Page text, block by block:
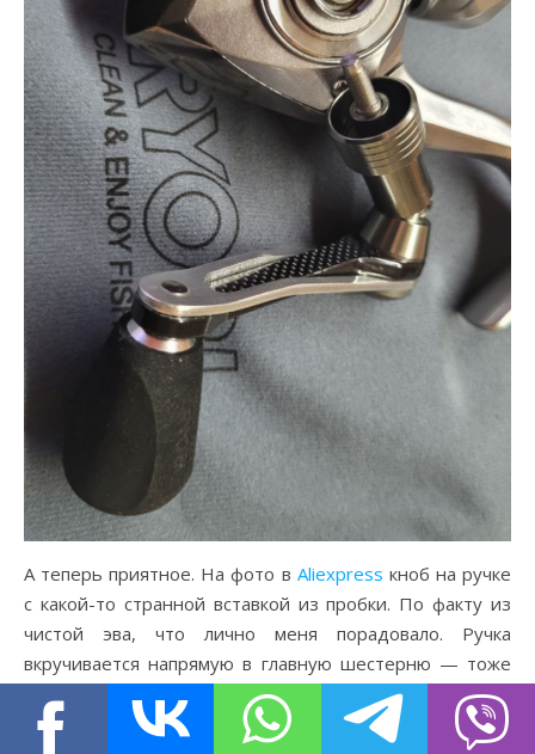
А теперь приятное. На фото в Aliexpress кноб на ручке
с какой-то странной вставкой из пробки. По факту из
чистой эва, что лично меня порадовало. Ручка
вкручивается напрямую в главную шестерню — тоже
большой плюс. Ручка «переламывается» если немного
выкрутить. Как я понимаю, это для более удобной